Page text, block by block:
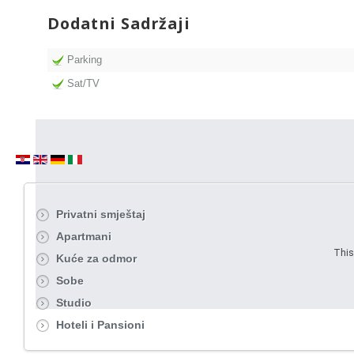
Dodatni Sadržaji
Parking
Sat/TV
Privatni smještaj
Apartmani
Kuće za odmor
Sobe
Studio
Hoteli i Pansioni